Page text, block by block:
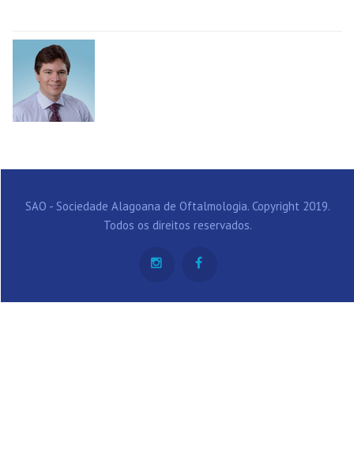
SAO - Sociedade Alagoana de Oftalmologia. Copyright 2019.
Todos os direitos reservados.